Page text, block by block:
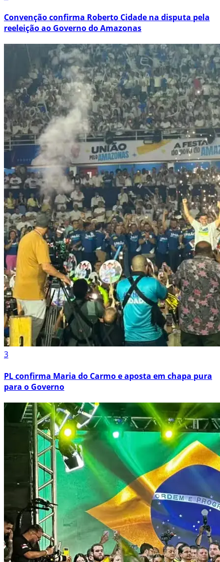
Convenção confirma Roberto Cidade na disputa pela
reeleição ao Governo do Amazonas
3
PL confirma Maria do Carmo e aposta em chapa pura
para o Governo